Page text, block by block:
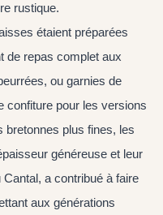
rustique.
étaient préparées
de repas complet aux
ou garnies de
confiture pour les versions
plus fines, les
généreuse et leur
a contribué à faire
aux générations